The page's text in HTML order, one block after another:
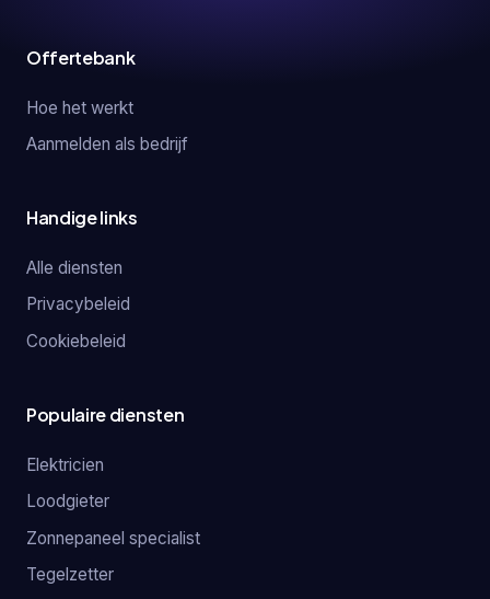
Offertebank
Hoe het werkt
Aanmelden als bedrijf
Handige links
Alle diensten
Privacybeleid
Cookiebeleid
Populaire diensten
Elektricien
Loodgieter
Zonnepaneel specialist
Tegelzetter